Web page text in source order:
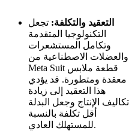
التعقيد والتكلفة: تجعل
التكنولوجيا المتقدمة
وتكامل المستشعرات
والعضلات الاصطناعية من
Meta Suit قطعة ملابس
معقدة ومتطورة. قد يؤدي
هذا التعقيد إلى زيادة
تكاليف الإنتاج وجعل البدلة
أقل تكلفة بالنسبة
للمستهلك العادي.